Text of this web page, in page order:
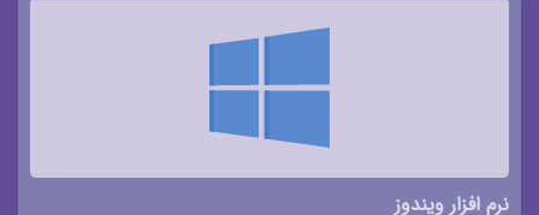
نرم افزار ویندوز